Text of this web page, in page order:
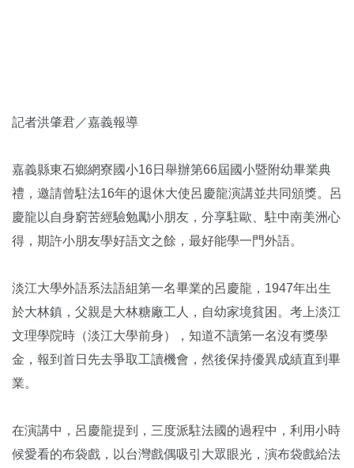
記者洪肇君／嘉義報導
嘉義縣東石鄉網寮國小16日舉辦第66屆國小暨附幼畢業典
禮，邀請曾駐法16年的退休大使呂慶龍演講並共同頒獎。呂
慶龍以自身窮苦經驗勉勵小朋友，分享駐歐、駐中南美洲心
得，期許小朋友學好語文之餘，最好能學一門外語。
淡江大學外語系法語組第一名畢業的呂慶龍，1947年出生
於大林鎮，父親是大林糖廠工人，自幼家境貧困。考上淡江
文理學院時（淡江大學前身），知道不讀第一名沒有獎學
金，報到首日先去爭取工讀機會，然後保持優異成績直到畢
業。
在演講中，呂慶龍提到，三度派駐法國的過程中，利用小時
候愛看的布袋戲，以台灣戲偶吸引大眾眼光，演布袋戲給法